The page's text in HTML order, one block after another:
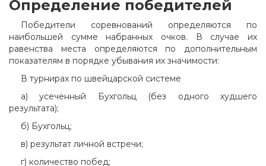
Определение победителей
Победители соревнований определяются по
наибольшей сумме набранных очков. В случае их
равенства места определяются по дополнительным
показателям в порядке убывания их значимости:
В турнирах по швейцарской системе
а) усеченный Бухгольц (без одного худшего
результата);
б) Бухгольц;
в) результат личной встречи;
г) количество побед;